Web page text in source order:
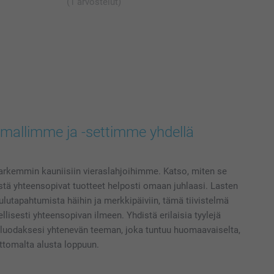
ja -settimme yhdellä
kauniisiin vieraslahjoihimme. Katso, miten se
yhteensopivat tuotteet helposti omaan juhlaasi. Lasten
häihin ja merkkipäiviin, tämä tiivistelmä
yhteensopivan ilmeen. Yhdistä erilaisia tyylejä
yhtenevän teeman, joka tuntuu huomaavaiselta,
alusta loppuun.